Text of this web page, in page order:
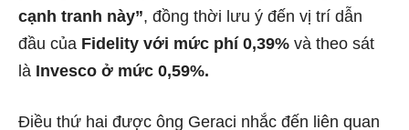
cạnh tranh này”, đồng thời lưu ý đến vị trí dẫn
đầu của Fidelity với mức phí 0,39% và theo sát
là Invesco ở mức 0,59%.
Điều thứ hai được ông Geraci nhắc đến liên quan